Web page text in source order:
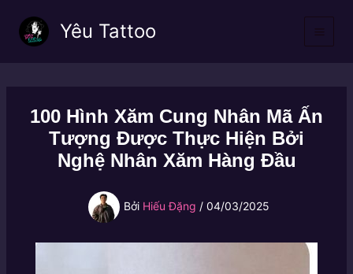
Yêu Tattoo
100 Hình Xăm Cung Nhân Mã Ấn
Tượng Được Thực Hiện Bởi
Nghệ Nhân Xăm Hàng Đầu
Bởi Hiếu Đặng / 04/03/2025